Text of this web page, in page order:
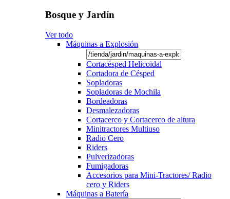
Bosque y Jardín
Ver todo
Máquinas a Explosión
Cortacésped Helicoidal
Cortadora de Césped
Sopladoras
Sopladoras de Mochila
Bordeadoras
Desmalezadoras
Cortacerco y Cortacerco de altura
Minitractores Multiuso
Radio Cero
Riders
Pulverizadoras
Fumigadoras
Accesorios para Mini-Tractores/ Radio
cero y Riders
Máquinas a Batería